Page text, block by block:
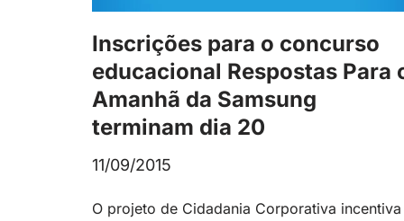
Inscrições para o concurso
educacional Respostas Para
Amanhã da Samsung
terminam dia 20
11/09/2015
O projeto de Cidadania Corporativa incentiva